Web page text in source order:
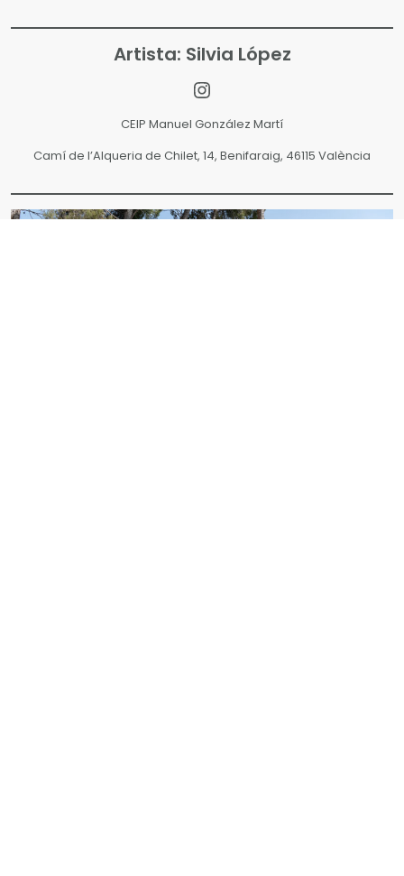
Artista: Silvia López
Instagram
CEIP Manuel González Martí
Camí de l’Alqueria de Chilet, 14, Benifaraig, 46115 València